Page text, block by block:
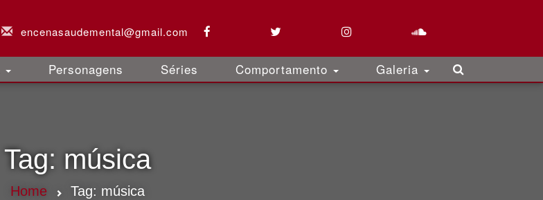
encenasaudemental@gmail.com
Personagens Séries Comportamento Galeria
Tag: música
Home Tag: música